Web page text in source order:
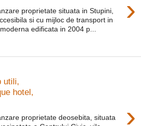
›
proprietate situata in Stupini,
si cu mijloc de transport in
edificata in 2004 p...
utili,
hotel,
›
proprietate deosebita, situata